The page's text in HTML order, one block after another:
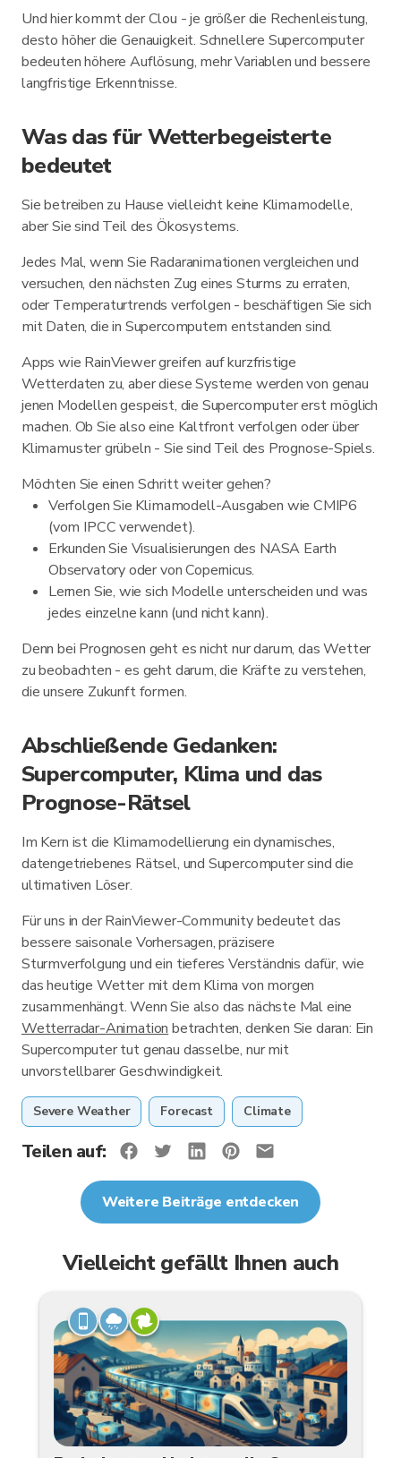
Und hier kommt der Clou - je größer die Rechenleistung,
desto höher die Genauigkeit. Schnellere Supercomputer
bedeuten höhere Auflösung, mehr Variablen und bessere
langfristige Erkenntnisse.
Was das für Wetterbegeisterte
bedeutet
Sie betreiben zu Hause vielleicht keine Klimamodelle,
aber Sie sind Teil des Ökosystems.
Jedes Mal, wenn Sie Radaranimationen vergleichen und
versuchen, den nächsten Zug eines Sturms zu erraten,
oder Temperaturtrends verfolgen - beschäftigen Sie sich
mit Daten, die in Supercomputern entstanden sind.
Apps wie RainViewer greifen auf kurzfristige
Wetterdaten zu, aber diese Systeme werden von genau
jenen Modellen gespeist, die Supercomputer erst möglich
machen. Ob Sie also eine Kaltfront verfolgen oder über
Klimamuster grübeln - Sie sind Teil des Prognose-Spiels.
Möchten Sie einen Schritt weiter gehen?
Verfolgen Sie Klimamodell-Ausgaben wie CMIP6
(vom IPCC verwendet).
Erkunden Sie Visualisierungen des NASA Earth
Observatory oder von Copernicus.
Lernen Sie, wie sich Modelle unterscheiden und was
jedes einzelne kann (und nicht kann).
Denn bei Prognosen geht es nicht nur darum, das Wetter
zu beobachten - es geht darum, die Kräfte zu verstehen,
die unsere Zukunft formen.
Abschließende Gedanken:
Supercomputer, Klima und das
Prognose-Rätsel
Im Kern ist die Klimamodellierung ein dynamisches,
datengetriebenes Rätsel, und Supercomputer sind die
ultimativen Löser.
Für uns in der RainViewer-Community bedeutet das
bessere saisonale Vorhersagen, präzisere
Sturmverfolgung und ein tieferes Verständnis dafür, wie
das heutige Wetter mit dem Klima von morgen
zusammenhängt. Wenn Sie also das nächste Mal eine
Wetterradar-Animation betrachten, denken Sie daran: Ein
Supercomputer tut genau dasselbe, nur mit
unvorstellbarer Geschwindigkeit.
Severe Weather Forecast Climate
Teilen auf:
Weitere Beiträge entdecken
Vielleicht gefällt Ihnen auch